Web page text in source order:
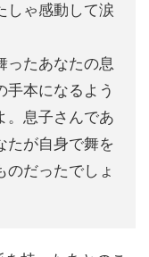
しゃ感動して涙
ったあなたの息
手本になるよう
。息子さんであ
たが自身で舞を
のだったでしょ